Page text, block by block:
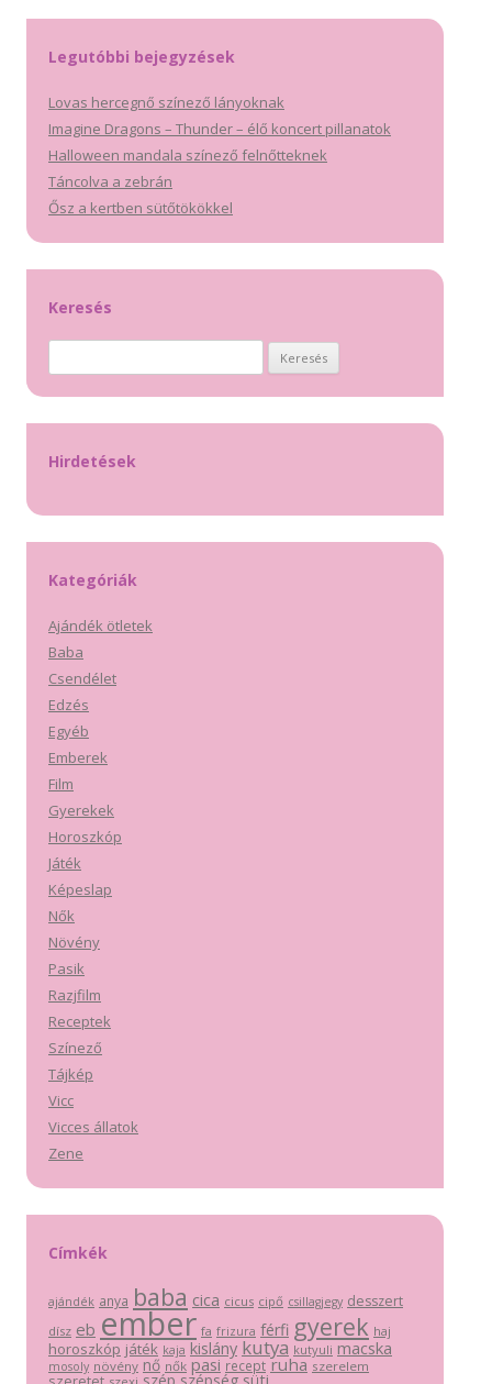
Legutóbbi bejegyzések
Lovas hercegnő színező lányoknak
Imagine Dragons – Thunder – élő koncert pillanatok
Halloween mandala színező felnőtteknek
Táncolva a zebrán
Ősz a kertben sütőtökökkel
Keresés
Hirdetések
Kategóriák
Ajándék ötletek
Baba
Csendélet
Edzés
Egyéb
Emberek
Film
Gyerekek
Horoszkóp
Játék
Képeslap
Nők
Növény
Pasik
Razjfilm
Receptek
Színező
Tájkép
Vicc
Vicces állatok
Zene
Címkék
ajándék anya baba cica cicus cipő csillagjegy desszert
dísz eb ember fa frizura férfi gyerek haj
horoszkóp játék kaja kislány kutya kutyuli macska
mosoly növény nő nők pasi recept ruha szerelem